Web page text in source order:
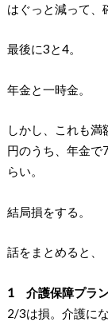
はぐっと減って、
最後に3と4。
年金と一時金。
しかし、これも
円のうち、年金で
らい。
結局損をする。
話をまとめると、
1 介護保障プラ
2/3は損。介護に